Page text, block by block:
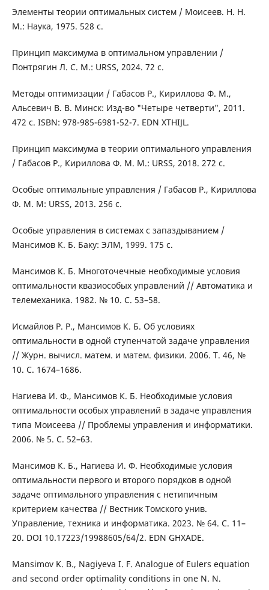
Элементы теории оптимальных систем / Моисеев. Н. Н.
М.: Наука, 1975. 528 с.
Принцип максимума в оптимальном управлении /
Понтрягин Л. С. М.: URSS, 2024. 72 с.
Методы оптимизации / Габасов Р., Кириллова Ф. М.,
Альсевич В. В. Минск: Изд-во "Четыре четверти", 2011.
472 с. ISBN: 978-985-6981-52-7. EDN XTHIJL.
Принцип максимума в теории оптимального управления
/ Габасов Р., Кириллова Ф. М. М.: URSS, 2018. 272 с.
Особые оптимальные управления / Габасов Р., Кириллова
Ф. М. М: URSS, 2013. 256 с.
Особые управления в системах с запаздыванием /
Мансимов К. Б. Баку: ЭЛМ, 1999. 175 с.
Мансимов К. Б. Многоточечные необходимые условия
оптимальности квазиособых управлений // Автоматика и
телемеханика. 1982. № 10. С. 53–58.
Исмайлов Р. Р., Мансимов К. Б. Об условиях
оптимальности в одной ступенчатой задаче управления
// Журн. вычисл. матем. и матем. физики. 2006. Т. 46, №
10. С. 1674–1686.
Нагиева И. Ф., Мансимов К. Б. Необходимые условия
оптимальности особых управлений в задаче управления
типа Моисеева // Проблемы управления и информатики.
2006. № 5. С. 52–63.
Мансимов К. Б., Нагиева И. Ф. Необходимые условия
оптимальности первого и второго порядков в одной
задаче оптимального управления с нетипичным
критерием качества // Вестник Томского унив.
Управление, техника и информатика. 2023. № 64. С. 11–
20. DOI 10.17223/19988605/64/2. EDN GHXADE.
Mansimov K. B., Nagiyeva I. F. Analogue of Eulers equation
and second order optimality conditions in one N. N.